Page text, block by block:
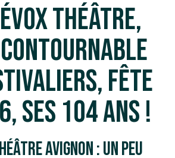
Théâtre,
fête
ses 104 ans !
Avignon : Un peu